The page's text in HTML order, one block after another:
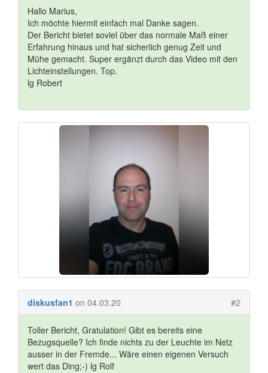
Hallo Marius,
Ich möchte hiermit einfach mal Danke sagen.
Der Bericht bietet soviel über das normale Maß einer
Erfahrung hinaus und hat sicherlich genug Zeit und
Mühe gemacht. Super ergänzt durch das Video mit den
Lichteinstellungen. Top.
lg Robert
diskusfan1 on 04.03.20 #2
Toller Bericht, Gratulation! Gibt es bereits eine
Bezugsquelle? Ich finde nichts zu der Leuchte im Netz
ausser in der Fremde... Wäre einen eigenen Versuch
wert das Ding;-) lg Rolf